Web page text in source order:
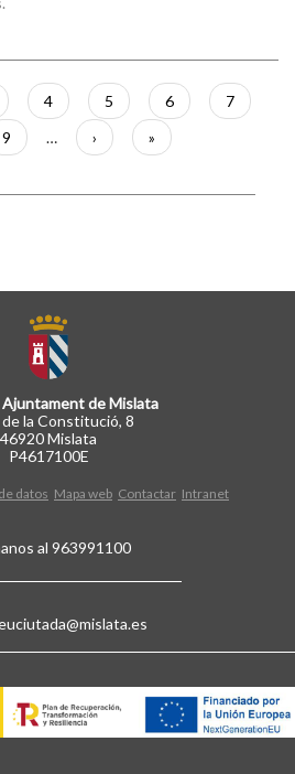
Página
4 Página
5 Página
6 Página
7
Página
9 …
Siguiente
página
›
Última
página
»
de Mislata
de la Constitució, 8
46920 Mislata
P4617100E
datos Mapa web Contactar Intranet
al 963991100